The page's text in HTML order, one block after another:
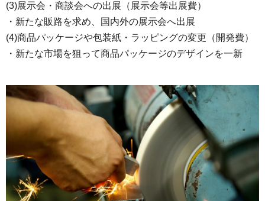
(3)展示会・商談会への出展（展示会等出展費）
・新たな販路を求め、国内外の展示会へ出展
(4)商品パッケージや包装紙・ラッピングの変更（開発費）
・新たな市場を狙って商品パッケージのデザインを一新